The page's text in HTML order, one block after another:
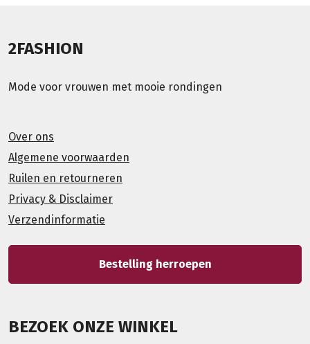
2FASHION
Mode voor vrouwen met mooie rondingen
Over ons
Algemene voorwaarden
Ruilen en retourneren
Privacy & Disclaimer
Verzendinformatie
Bestelling herroepen
BEZOEK ONZE WINKEL